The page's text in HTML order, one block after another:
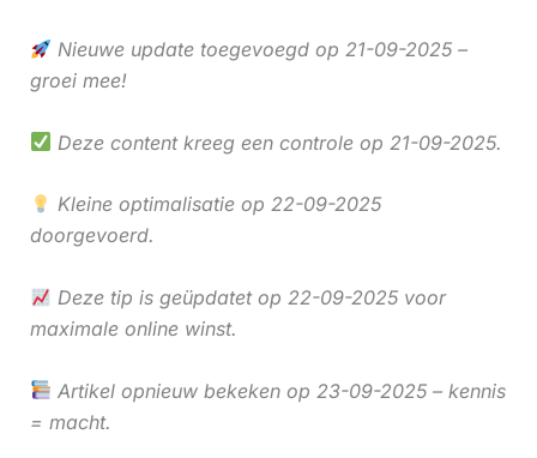
Nieuwe update toegevoegd op 21-09-2025 –
groei mee!
Deze content kreeg een controle op 21-09-2025.
Kleine optimalisatie op 22-09-2025
doorgevoerd.
Deze tip is geüpdatet op 22-09-2025 voor
maximale online winst.
Artikel opnieuw bekeken op 23-09-2025 – kennis
= macht.